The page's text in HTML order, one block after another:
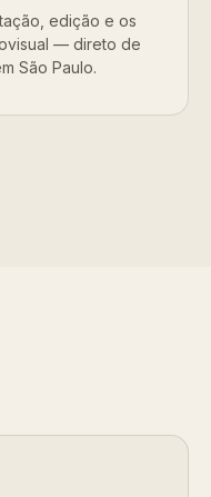
edição e os
— direto de
São Paulo.